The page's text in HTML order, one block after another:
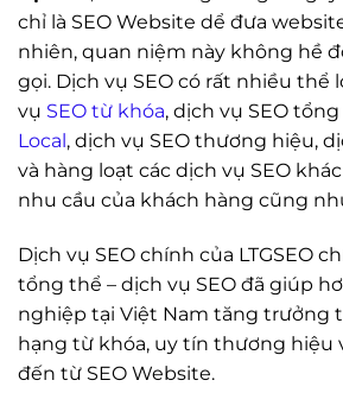
chỉ là SEO Website dể đưa
nhiên, quan niệm này không hề
gọi. Dịch vụ SEO có rất nhiều thể
vụ SEO từ khóa, dịch vụ SEO
Local, dịch vụ SEO thương hiệu,
và hàng loạt các dịch vụ SEO
nhu cầu của khách hàng cũng
Dịch vụ SEO chính của LTGSEO
tổng thể – dịch vụ SEO đã giúp
nghiệp tại Việt Nam tăng trưởng
hạng từ khóa, uy tín thương hiệu
đến từ SEO Website.